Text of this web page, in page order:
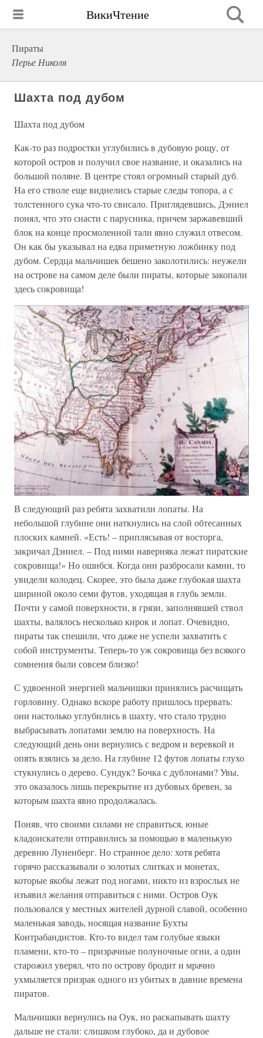
ВикиЧтение
Пираты
Перье Николя
Шахта под дубом
Шахта под дубом
Как-то раз подростки углубились в дубовую рощу, от
которой остров и получил свое название, и оказались на
большой поляне. В центре стоял огромный старый дуб.
На его стволе еще виднелись старые следы топора, а с
толстенного сука что-то свисало. Приглядевшись, Дэниел
понял, что это снасти с парусника, причем заржавевший
блок на конце просмоленной тали явно служил отвесом.
Он как бы указывал на едва приметную ложбинку под
дубом. Сердца мальчишек бешено заколотились: неужели
на острове на самом деле были пираты, которые закопали
здесь сокровища!
В следующий раз ребята захватили лопаты. На
небольшой глубине они наткнулись на слой обтесанных
плоских камней. «Есть! – приплясывая от восторга,
закричал Дэниел. – Под ними наверняка лежат пиратские
сокровища!» Но ошибся. Когда они разбросали камни, то
увидели колодец. Скорее, это была даже глубокая шахта
шириной около семи футов, уходящая в глубь земли.
Почти у самой поверхности, в грязи, заполнявшей ствол
шахты, валялось несколько кирок и лопат. Очевидно,
пираты так спешили, что даже не успели захватить с
собой инструменты. Теперь-то уж сокровища без всякого
сомнения были совсем близко!
С удвоенной энергией мальчишки принялись расчищать
горловину. Однако вскоре работу пришлось прервать:
они настолько углубились в шахту, что стало трудно
выбрасывать лопатами землю на поверхность. На
следующий день они вернулись с ведром и веревкой и
опять взялись за дело. На глубине 12 футов лопаты глухо
стукнулись о дерево. Сундук? Бочка с дублонами? Увы,
это оказалось лишь перекрытие из дубовых бревен, за
которым шахта явно продолжалась.
Поняв, что своими силами не справиться, юные
кладоискатели отправились за помощью в маленькую
деревню Луненберг. Но странное дело: хотя ребята
горячо рассказывали о золотых слитках и монетах,
которые якобы лежат под ногами, никто из взрослых не
изъявил желания отправиться с ними. Остров Оук
пользовался у местных жителей дурной славой, особенно
маленькая заводь, носящая название Бухты
Контрабандистов. Кто-то видел там голубые языки
пламени, кто-то – призрачные полуночные огни, а один
старожил уверял, что по острову бродит и мрачно
ухмыляется призрак одного из убитых в давние времена
пиратов.
Мальчишки вернулись на Оук, но раскапывать шахту
дальше не стали: слишком глубоко, да и дубовое